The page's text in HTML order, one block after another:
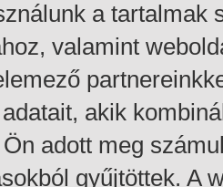
a tartalmak
valamint
akik
adott meg
gyűjtöttek. A